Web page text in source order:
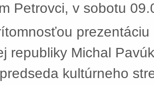
Petrovci, v sobotu
republiky Michal
kultúrneho